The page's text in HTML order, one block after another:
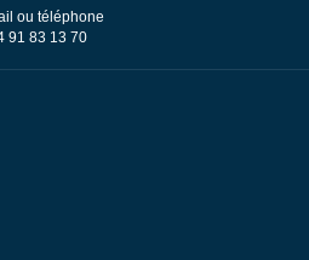
ou téléphone
91 83 13 70